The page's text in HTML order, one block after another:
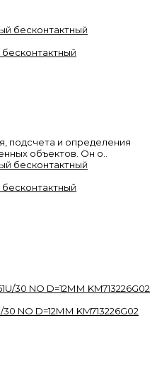
подсчета и определения
объектов. Он о..
NO D=12ММ KM713226G02